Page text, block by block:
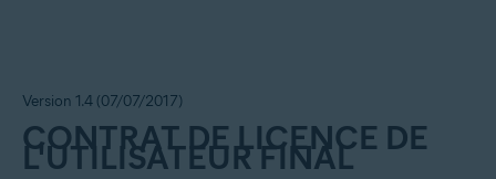
Version 1.4 (07/07/2017)
CONTRAT DE LICENCE DE
L'UTILISATEUR FINAL